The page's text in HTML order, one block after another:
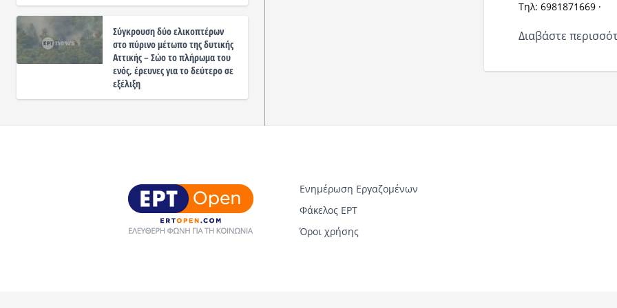
Tηλ: 6981871669 ·
Διαβάστε
Σύγκρουση δύο ελικοπτέρων
στο πύρινο μέτωπο της δυτικής
Αττικής – Σώο το πλήρωμα του
ενός, έρευνες για το δεύτερο σε
εξέλιξη
Ενημέρωση Εργαζομένων
Φάκελος ΕΡΤ
Όροι χρήσης